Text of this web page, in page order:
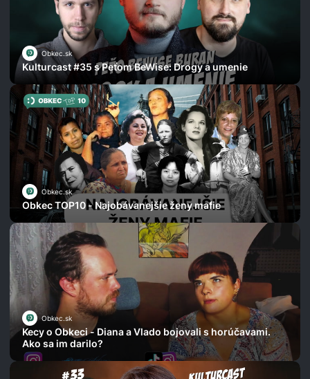
Obkec.sk
Kulturcast #35 s Peťom BeWise: Drogy a umenie
Obkec.sk
Obkec TOP10 - Najobávanejšie ženy mafie
Obkec.sk
Kecy o Obkeci - Diana a Vlado bojovali s horúčavami.
Ako sa im darilo?